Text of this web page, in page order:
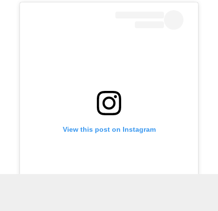
View this post on Instagram